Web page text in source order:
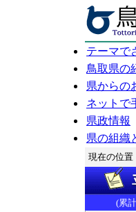
テーマで
鳥取県の
県からの
ネットで
県政情報
県の組織
現在の位置
(累